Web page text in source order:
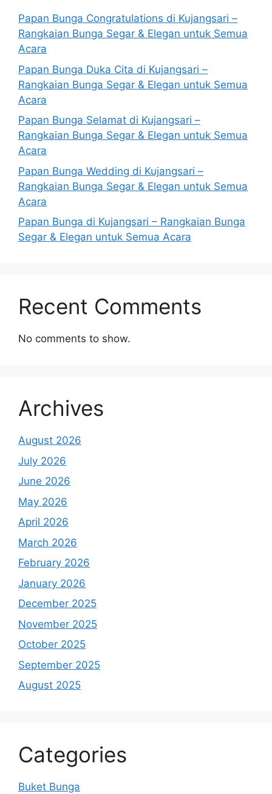
Papan Bunga Congratulations di Kujangsari –
Rangkaian Bunga Segar & Elegan untuk Semua
Acara
Papan Bunga Duka Cita di Kujangsari –
Rangkaian Bunga Segar & Elegan untuk Semua
Acara
Papan Bunga Selamat di Kujangsari –
Rangkaian Bunga Segar & Elegan untuk Semua
Acara
Papan Bunga Wedding di Kujangsari –
Rangkaian Bunga Segar & Elegan untuk Semua
Acara
Papan Bunga di Kujangsari – Rangkaian Bunga
Segar & Elegan untuk Semua Acara
Recent Comments
No comments to show.
Archives
August 2026
July 2026
June 2026
May 2026
April 2026
March 2026
February 2026
January 2026
December 2025
November 2025
October 2025
September 2025
August 2025
Categories
Buket Bunga